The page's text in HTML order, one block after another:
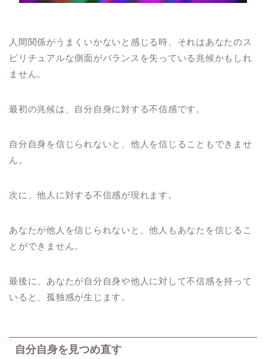
人間関係がうまくいかないと感じる時、それはあなたのス
ピリチュアルな側面がバランスを失っている兆候かもしれ
ません。
最初の兆候は、自分自身に対する不信感です。
自分自身を信じられないと、他人を信じることもできませ
ん。
次に、他人に対する不信感が現れます。
あなたが他人を信じられないと、他人もあなたを信じるこ
とができません。
最後に、あなたが自分自身や他人に対して不信感を持って
いると、孤独感が生じます。
自分自身を見つめ直す